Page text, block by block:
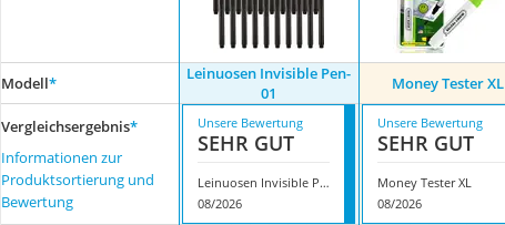
Modell*
Leinuosen Invisible Pen-
01
Money Tester XL
Vergleichsergebnis*
Informationen zur
Produktsortierung und
Bewertung
Unsere Bewertung
SEHR GUT
Leinuosen Invisible Pen-01
08/2026
Unsere Bewertung
SEHR GUT
Money Tester XL
08/2026